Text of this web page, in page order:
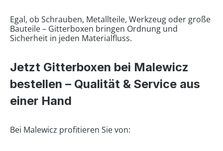
Egal, ob Schrauben, Metallteile, Werkzeug oder große
Bauteile – Gitterboxen bringen Ordnung und
Sicherheit in jeden Materialfluss.
Jetzt Gitterboxen bei Malewicz
bestellen – Qualität & Service aus
einer Hand
Bei Malewicz profitieren Sie von: